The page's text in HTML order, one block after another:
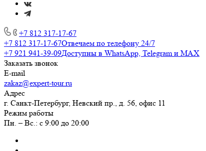
+7 812 317-17-67
+7 812 317-17-67Отвечаем по телефону 24/7
+7 921 941-39-09Доступны в WhatsApp, Telegram и MAX
Заказать звонок
E-mail
zakaz@expert-tour.ru
Адрес
г. Санкт-Петербург, Невский пр., д. 56, офис 11
Режим работы
Пн. – Вс.: с 9:00 до 20:00